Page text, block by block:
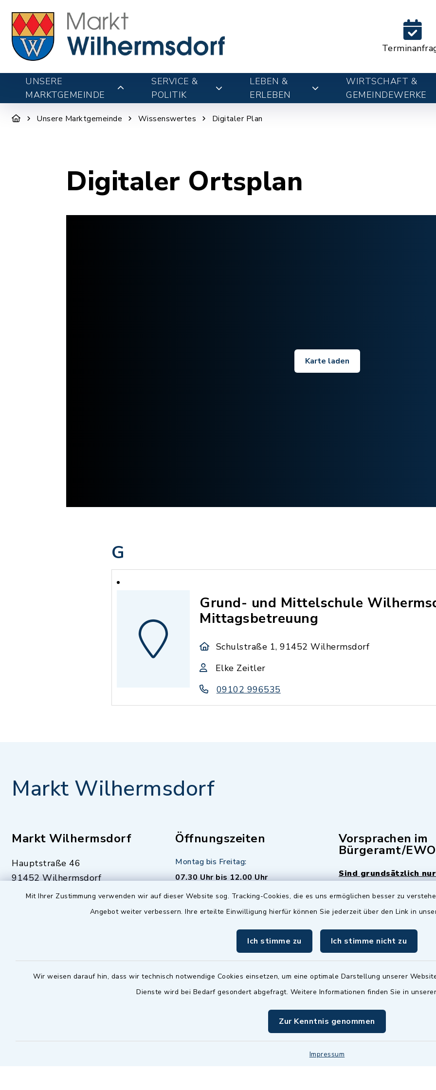
Mit Ihrer Zustimmung verwenden wir auf dieser Website sog. Tracking-Cookies, die es uns ermöglichen besser zu
Angebot weiter verbessern. Ihre erteilte Einwilligung hierfür können Sie jederzeit über den Link in
Ich stimme zu Ich stimme nicht zu
Wir weisen darauf hin, dass wir technisch notwendige Cookies einsetzen, um eine optimale Darstellung unserer
Dienste wird bei Bedarf gesondert abgefragt. Weitere Informationen finden Sie in
Zur Kenntnis genommen
Impressum
UNSERE
MARKTGEMEINDE
SERVICE &
POLITIK
LEBEN &
ERLEBEN
WIRTSCHAFT &
GEMEINDEWERKE
Unsere Marktgemeinde Wissenswertes Digitaler Plan
Digitaler Ortsplan
Karte laden
G
Grund- und Mittelschule
Mittagsbetreuung
Schulstraße 1, 91452 Wilhermsdorf
Elke Zeitler
09102 996535
Markt Wilhermsdorf
Markt Wilhermsdorf
Hauptstraße 46
91452 Wilhermsdorf
09102 9958-0
09102 9958-111
Notfallnummer Bauhof
Öffnungszeiten
Montag bis Freitag:
07.30 Uhr bis 12.00 Uhr
Dienstag zusätzlich:
16.30 bis 18.00 Uhr - allerdings
nur mit Termin
(abweichende Termine sind
möglich - bitte fragen Sie den
zuständigen Sachbearbeiter)
Vorsprachen im
Bürgeramt/EWO
Sind grundsätzlich
istMittwochs